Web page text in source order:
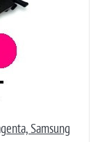
Samsung